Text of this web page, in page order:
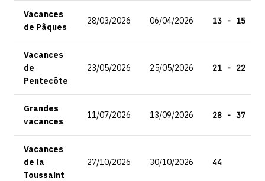
Vacances
de Pâques
28/03/2026 06/04/2026 13 - 15
Vacances
de
Pentecôte
23/05/2026 25/05/2026 21 - 22
Grandes
vacances
11/07/2026 13/09/2026 28 - 37
Vacances
de la
Toussaint
27/10/2026 30/10/2026 44